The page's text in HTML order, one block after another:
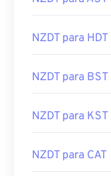
NZDT para HDT
NZDT para BST
NZDT para KST
NZDT para CAT